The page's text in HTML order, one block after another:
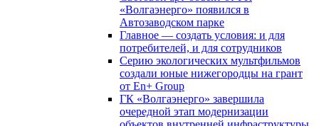
«Волгаэнерго» появился в
Автозаводском парке
Главное — создать условия: и для
потребителей, и для сотрудников
Серию экологических мультфильмов
создали юные нижегородцы на грант
от En+ Group
ГК «Волгаэнерго» завершила
очередной этап модернизации